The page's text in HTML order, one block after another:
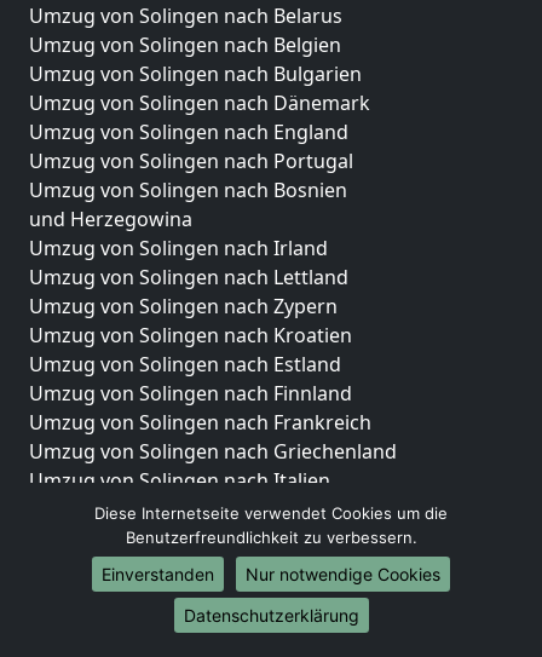
Umzug von Solingen nach Belarus
Umzug von Solingen nach Belgien
Umzug von Solingen nach Bulgarien
Umzug von Solingen nach Dänemark
Umzug von Solingen nach England
Umzug von Solingen nach Portugal
Umzug von Solingen nach Bosnien
und Herzegowina
Umzug von Solingen nach Irland
Umzug von Solingen nach Lettland
Umzug von Solingen nach Zypern
Umzug von Solingen nach Kroatien
Umzug von Solingen nach Estland
Umzug von Solingen nach Finnland
Umzug von Solingen nach Frankreich
Umzug von Solingen nach Griechenland
Umzug von Solingen nach Italien
Umzug von Solingen nach Liechtenstein
Umzug von Solingen nach Luxemburg
Umzug von Solingen nach Niederlande
Umzug von Solingen nach Norwegen
Umzüge-Deutschlandweit
Diese Internetseite verwendet Cookies um die
Benutzerfreundlichkeit zu verbessern.
Einverstanden
Nur notwendige Cookies
Datenschutzerklärung